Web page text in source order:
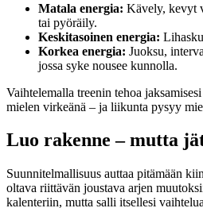
Matala energia: Kävely, kevyt
tai pyöräily.
Keskitasoinen energia:
Korkea energia: Juoksu,
jossa syke nousee kunnolla.
Vaihtelemalla treenin tehoa
mielen virkeänä – ja liikunta pysyy
Luo rakenne – mutta
Suunnitelmallisuus auttaa pitämään
oltava riittävän joustava arjen
kalenteriin, mutta salli itsellesi